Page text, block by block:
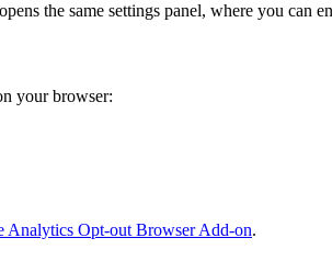
the same settings panel, where you can
your browser:
Analytics Opt-out Browser Add-on.